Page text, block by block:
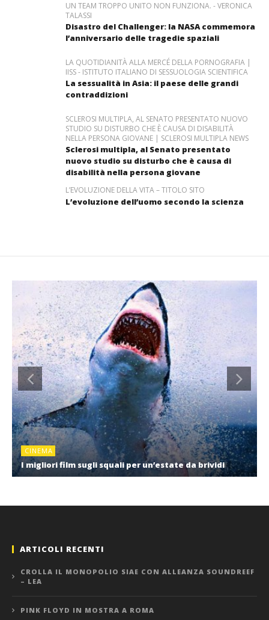
UN TEAM TROPPO UNITO NON FUNZIONA. - VERONICA
TALASSI
Disastro del Challenger: la NASA commemora
l’anniversario delle tragedie spaziali
LA QUOTIDIANITÀ ALLA MERCÉ DELLA PORNOGRAFIA |
IISS - ISTITUTO ITALIANO DI SESSUOLOGIA SCIENTIFICA
La sessualità in Asia: il paese delle grandi
contraddizioni
SCLEROSI MULTIPLA, AL SENATO PRESENTATO NUOVO
STUDIO SU DISTURBO CHE È CAUSA DI DISABILITÀ
NELLA PERSONA GIOVANE | SCLEROSI MULTIPLA NEWS
Sclerosi multipla, al Senato presentato
nuovo studio su disturbo che è causa di
disabilità nella persona giovane
L’EVOLUZIONE DELLA VITA – TITOLO SITO
L’evoluzione dell’uomo secondo la scienza
CINEMA
I migliori film sugli squali per un’estate da brividi
ARTICOLI RECENTI
CROLLA IL MONOPOLIO SIAE CON ALLEANZA SOUNDREEF
– LEA
PINK FLOYD IN MOSTRA A ROMA